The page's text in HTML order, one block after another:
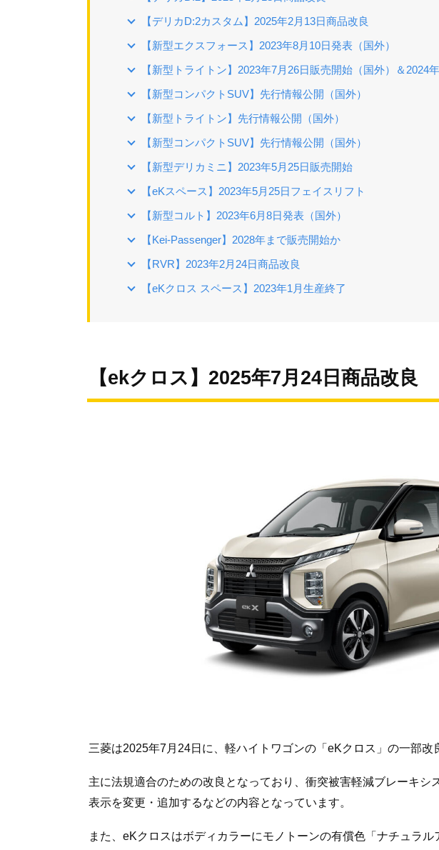
【デリカD:2カスタム】2025年2月13日商品改良
【新型エクスフォース】2023年8月10日発表（国外）
【新型トライトン】2023年7月26日販売開始（国外）＆2024
【新型コンパクトSUV】先行情報公開（国外）
【新型トライトン】先行情報公開（国外）
【新型コンパクトSUV】先行情報公開（国外）
【新型デリカミニ】2023年5月25日販売開始
【eKスペース】2023年5月25日フェイスリフト
【新型コルト】2023年6月8日発表（国外）
【Kei-Passenger】2028年まで販売開始か
【RVR】2023年2月24日商品改良
【eKクロス スペース】2023年1月生産終了
【ekクロス】2025年7月24日商品改良
三菱は2025年7月24日に、軽ハイトワゴンの「eKクロス」の一部改
主に法規適合のための改良となっており、衝突被害軽減ブレーキシ
表示を変更・追加するなどの内容となっています。
また、eKクロスはボディカラーにモノトーンの有償色「ナチュラ